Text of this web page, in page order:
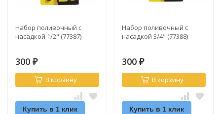
Набор поливочный с
насадкой 1/2" (77387)
300 ₽
В корзину
Купить в 1 клик
Набор поливочный с
насадкой 3/4" (77388)
300 ₽
В корзину
Купить в 1 клик